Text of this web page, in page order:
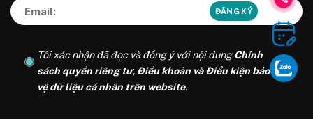
Tôi xác nhận đã đọc và đồng ý với nội dungChính
sách quyền riêng tư, Điều khoản và Điều kiện bảo
vệ dữ liệu cá nhân trên website.